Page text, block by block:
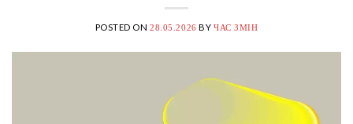
POSTED ON28.05.2026 BY ЧАС ЗМІН